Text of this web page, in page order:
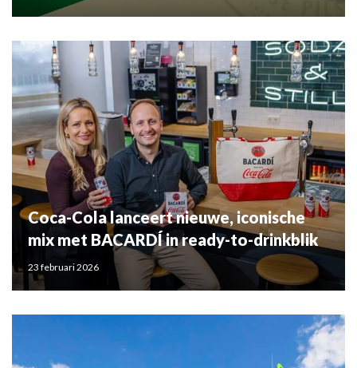
Coca-Cola lanceert nieuwe, iconische
mix met BACARDÍ in ready-to-drinkblik
23 februari 2026